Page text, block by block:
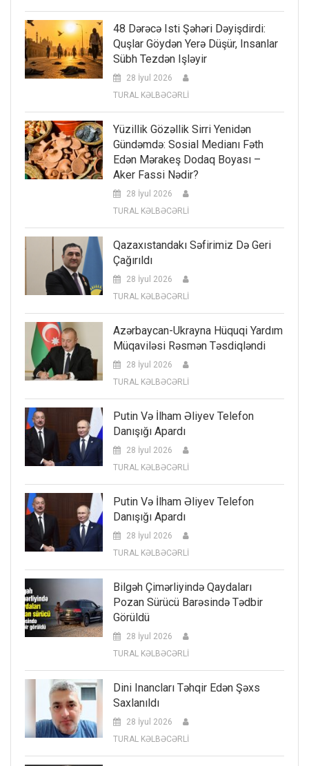
48 Dərəcə Isti Şəhəri Dəyişdirdi:
Quşlar Göydən Yerə Düşür, Insanlar
Sübh Tezdən Işləyir
28 İyul 2026
TURAL KƏLBƏCƏRLİ
Yüzillik Gözəllik Sirri Yenidən
Gündəmdə: Sosial Medianı Fəth
Edən Mərakeş Dodaq Boyası –
Aker Fassi Nədir?
28 İyul 2026
TURAL KƏLBƏCƏRLİ
Qazaxıstandakı Səfirimiz Də Geri
Çağırıldı
28 İyul 2026
TURAL KƏLBƏCƏRLİ
Azərbaycan-Ukrayna Hüquqi Yardım
Müqaviləsi Rəsmən Təsdiqləndi
28 İyul 2026
TURAL KƏLBƏCƏRLİ
Putin Və İlham Əliyev Telefon
Danışığı Apardı
28 İyul 2026
TURAL KƏLBƏCƏRLİ
Putin Və İlham Əliyev Telefon
Danışığı Apardı
28 İyul 2026
TURAL KƏLBƏCƏRLİ
Bilgəh Çimərliyində Qaydaları
Pozan Sürücü Barəsində Tədbir
Görüldü
28 İyul 2026
TURAL KƏLBƏCƏRLİ
Dini Inancları Təhqir Edən Şəxs
Saxlanıldı
28 İyul 2026
TURAL KƏLBƏCƏRLİ